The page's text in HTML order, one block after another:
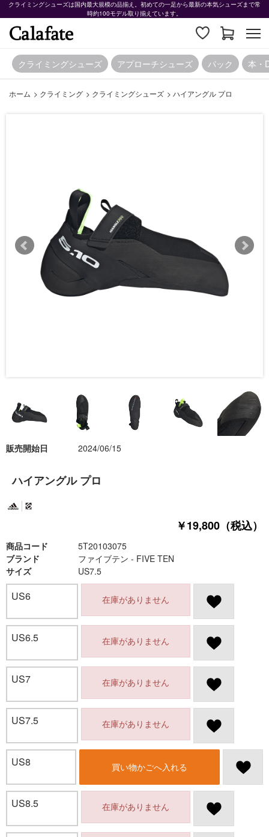
クライミングシューズは国内最大規模の品揃え。初めての一足から最新の本気シューズまで常
時約100モデル取り揃えています。
クライミングシューズ アプローチシューズ パック 本・
ホーム > クライミング > クライミングシューズ > ハイアングル プロ
ハイアングル プロ
￥19,800（税込）
商品コード 5T20103075
販売開始日 2024/06/15
ブランド
ファイブテン - FIVE TEN
サイズ
US7.5
US6 在庫がありません
US6.5 在庫がありません
US7 在庫がありません
US7.5 在庫がありません
US8 買い物かごへ入れる
US8.5 在庫がありません